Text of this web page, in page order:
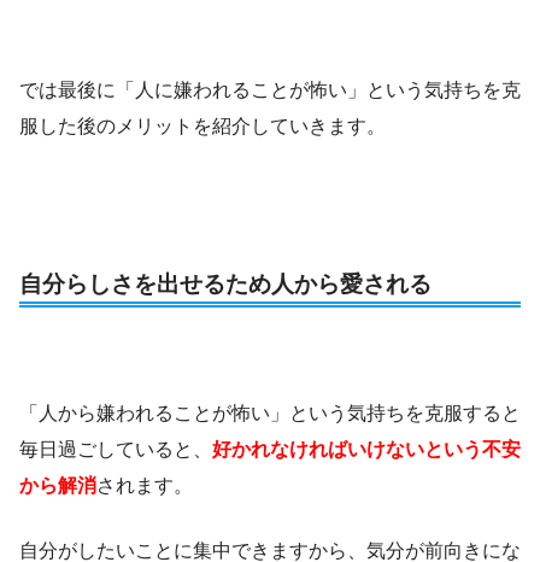
では最後に「人に嫌われることが怖い」という気持ちを克
服した後のメリットを紹介していきます。
自分らしさを出せるため人から愛される
「人から嫌われることが怖い」という気持ちを克服すると
毎日過ごしていると、 好かれなければいけないという不安
から解消されます。
自分がしたいことに集中できますから、気分が前向きにな